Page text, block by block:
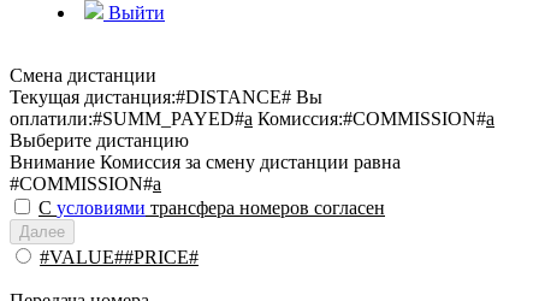
Выйти
Смена дистанции
Текущая дистанция:#DISTANCE# Вы
оплатили:#SUMM_PAYED#a Комиссия:#COMMISSION#a
Выберите дистанцию
Внимание Комиссия за смену дистанции равна
#COMMISSION#a
С условиями трансфера номеров согласен
Далее
#VALUE##PRICE#